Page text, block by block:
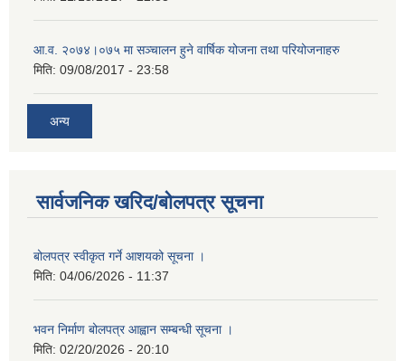
आ.व. २०७४।०७५ मा सञ्चालन हुने वार्षिक योजना तथा परियोजनाहरु
मिति: 09/08/2017 - 23:58
अन्य
सार्वजनिक खरिद/बोलपत्र सूचना
बोलपत्र स्वीकृत गर्ने आशयको सूचना ।
मिति: 04/06/2026 - 11:37
भवन निर्माण बोलपत्र आह्वान सम्बन्धी सूचना ।
मिति: 02/20/2026 - 20:10